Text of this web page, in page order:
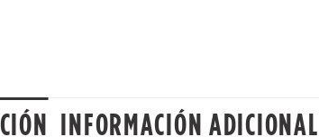
INFORMACIÓN ADICIONAL